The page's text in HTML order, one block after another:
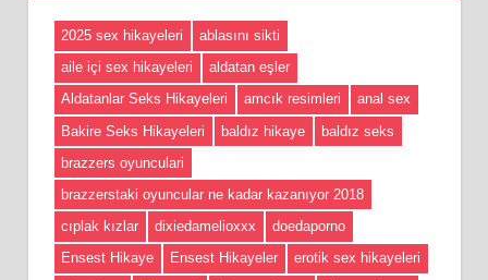
2025 sex hikayeleri
ablasını sikti
aile içi sex hikayeleri
aldatan eşler
Aldatanlar Seks Hikayeleri
amcık resimleri
anal sex
Bakire Seks Hikayeleri
baldız hikaye
baldız seks
brazzers oyunculari
brazzerstaki oyuncular ne kadar kazanıyor 2018
cıplak kızlar
dixiedamelioxxx
doedaporno
Ensest Hikaye
Ensest Hikayeler
erotik sex hikayeleri